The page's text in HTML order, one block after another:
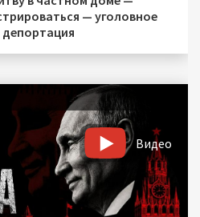
— уголовное
депортация
Видео